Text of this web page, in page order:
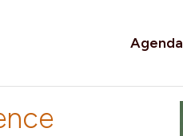
Agenda